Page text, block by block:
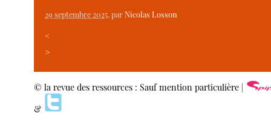
29 septembre 2025, parNicolas Losson
<
>
© la revue des ressources : Sauf mention particulière |
&